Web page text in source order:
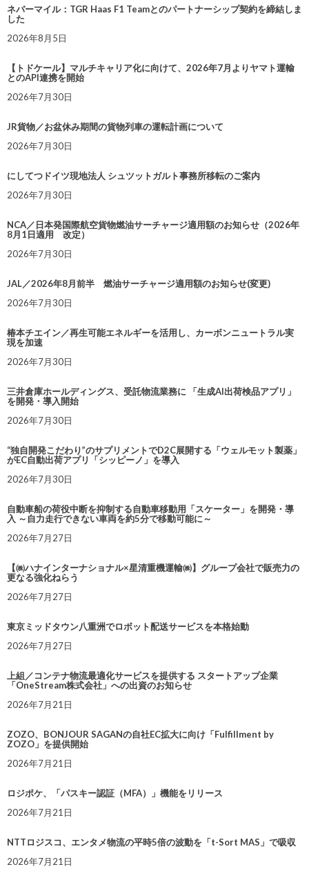
ネバーマイル：TGR Haas F1 Teamとのパートナーシップ契約を締結しま
した
2026年8月5日
【トドケール】マルチキャリア化に向けて、2026年7月よりヤマト運輸
とのAPI連携を開始
2026年7月30日
JR貨物／お盆休み期間の貨物列車の運転計画について
2026年7月30日
にしてつドイツ現地法人 シュツットガルト事務所移転のご案内
2026年7月30日
NCA／日本発国際航空貨物燃油サーチャージ適用額のお知らせ（2026年
8月1日適用 改定）
2026年7月30日
JAL／2026年8月前半 燃油サーチャージ適用額のお知らせ(変更)
2026年7月30日
椿本チエイン／再生可能エネルギーを活用し、カーボンニュートラル実
現を加速
2026年7月30日
三井倉庫ホールディングス、受託物流業務に 「生成AI出荷検品アプリ」
を開発・導入開始
2026年7月30日
“独自開発こだわり”のサプリメントでD2C展開する「ウェルモット製薬」
がEC自動出荷アプリ「シッピーノ」を導入
2026年7月30日
自動車船の荷役中断を抑制する自動車移動用「スケーター」を開発・導
入 ～自力走行できない車両を約5分で移動可能に～
2026年7月27日
【㈱ハナインターナショナル×星清重機運輸㈱】グループ会社で販売力の
更なる強化ねらう
2026年7月27日
東京ミッドタウン八重洲でロボット配送サービスを本格始動
2026年7月27日
上組／コンテナ物流最適化サービスを提供する スタートアップ企業
「OneStream株式会社」への出資のお知らせ
2026年7月21日
ZOZO、BONJOUR SAGANの自社EC拡大に向け「Fulfillment by
ZOZO」を提供開始
2026年7月21日
ロジポケ、「パスキー認証（MFA）」機能をリリース
2026年7月21日
NTTロジスコ、エンタメ物流の平時5倍の波動を「t-Sort MAS」で吸収
2026年7月21日